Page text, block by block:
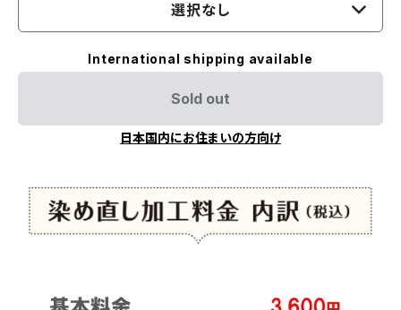
選択なし
International shipping available
Sold out
日本国内にお住まいの方向け